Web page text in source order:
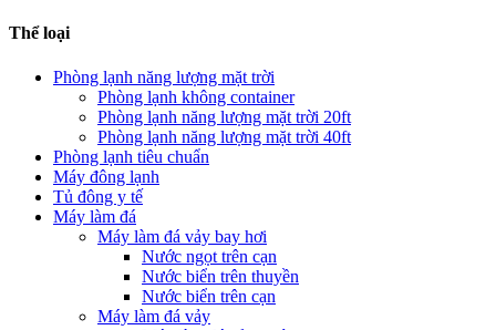
Thể loại
Phòng lạnh năng lượng mặt trời
Phòng lạnh không container
Phòng lạnh năng lượng mặt trời 20ft
Phòng lạnh năng lượng mặt trời 40ft
Phòng lạnh tiêu chuẩn
Máy đông lạnh
Tủ đông y tế
Máy làm đá
Máy làm đá vảy bay hơi
Nước ngọt trên cạn
Nước biển trên thuyền
Nước biển trên cạn
Máy làm đá vảy